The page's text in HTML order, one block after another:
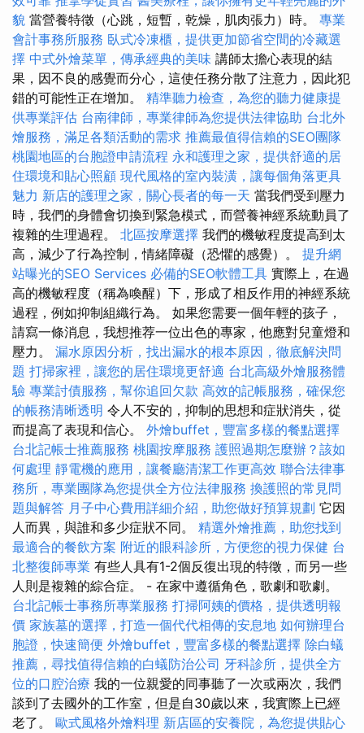
貌 當營養特徵（心跳，短暫，乾燥，肌肉張力）時。 專業
會計事務所服務 臥式冷凍櫃，提供更加節省空間的冷藏選
擇 中式外燴菜單，傳承經典的美味 講師太擔心表現的結
果，因不良的感覺而分心，這使任務分散了注意力，因此犯
錯的可能性正在增加。 精準聽力檢查，為您的聽力健康提
供專業評估 台南律師，專業律師為您提供法律協助 台北外
燴服務，滿足各類活動的需求 推薦最值得信賴的SEO團隊
桃園地區的台胞證申請流程 永和護理之家，提供舒適的居
住環境和貼心照顧 現代風格的室內裝潢，讓每個角落更具
魅力 新店的護理之家，關心長者的每一天 當我們受到壓力
時，我們的身體會切換到緊急模式，而營養神經系統動員了
複雜的生理過程。 北區按摩選擇 我們的機敏程度提高到太
高，減少了行為控制，情緒障礙（恐懼的感覺）。 提升網
站曝光的SEO Services 必備的SEO軟體工具 實際上，在過
高的機敏程度（稱為喚醒）下，形成了相反作用的神經系統
過程，例如抑制組織行為。 如果您需要一個年輕的孩子，
請寫一條消息，我想推荐一位出色的專家，他應對兒童燈和
壓力。 漏水原因分析，找出漏水的根本原因，徹底解決問
題 打掃家裡，讓您的居住環境更舒適 台北高級外燴服務體
驗 專業討債服務，幫你追回欠款 高效的記帳服務，確保您
的帳務清晰透明 令人不安的，抑制的思想和症狀消失，從
而提高了表現和信心。 外燴buffet，豐富多樣的餐點選擇
台北記帳士推薦服務 桃園按摩服務 護照過期怎麼辦？該如
何處理 靜電機的應用，讓餐廳清潔工作更高效 聯合法律事
務所，專業團隊為您提供全方位法律服務 換護照的常見問
題與解答 月子中心費用詳細介紹，助您做好預算規劃 它因
人而異，與誰和多少症狀不同。 精選外燴推薦，助您找到
最適合的餐飲方案 附近的眼科診所，方便您的視力保健 台
北整復師專業 有些人具有1-2個反復出現的特徵，而另一些
人則是複雜的綜合症。 - 在家中遵循角色，歌劇和歌劇。
台北記帳士事務所專業服務 打掃阿姨的價格，提供透明報
價 家族墓的選擇，打造一個代代相傳的安息地 如何辦理台
胞證，快速簡便 外燴buffet，豐富多樣的餐點選擇 除白蟻
推薦，尋找值得信賴的白蟻防治公司 牙科診所，提供全方
位的口腔治療 我的一位親愛的同事聽了一次或兩次，我們
談到了去國外的工作室，但是自30歲以來，我實際上已經
老了。 歐式風格外燴料理 新店區的安養院，為您提供貼心